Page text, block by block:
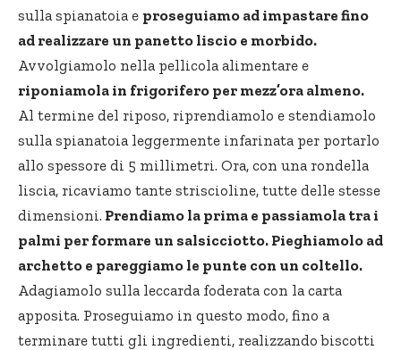
sulla spianatoia e proseguiamo ad impastare fino
ad realizzare un panetto liscio e morbido.
Avvolgiamolo nella pellicola alimentare e
riponiamola in frigorifero per mezz’ora almeno.
Al termine del riposo, riprendiamolo e stendiamolo
sulla spianatoia leggermente infarinata per portarlo
allo spessore di 5 millimetri. Ora, con una rondella
liscia, ricaviamo tante striscioline, tutte delle stesse
dimensioni. Prendiamo la prima e passiamola tra i
palmi per formare un salsicciotto. Pieghiamolo ad
archetto e pareggiamo le punte con un coltello.
Adagiamolo sulla leccarda foderata con la carta
apposita. Proseguiamo in questo modo, fino a
terminare tutti gli ingredienti, realizzando biscotti